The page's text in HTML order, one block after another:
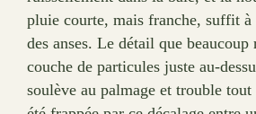
pluie courte, mais franche, suffit à
des anses. Le détail que beaucoup
couche de particules juste au-
soulève au palmage et trouble tout